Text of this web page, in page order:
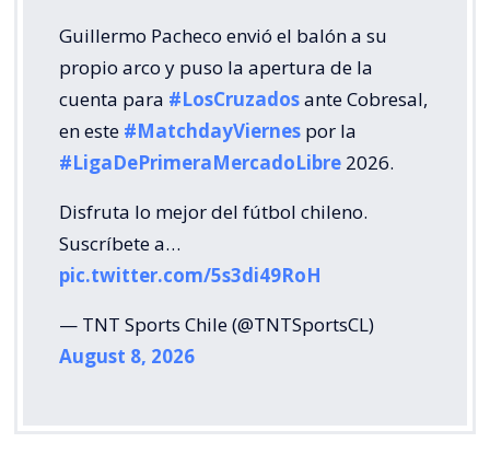
Guillermo Pacheco envió el balón a su
propio arco y puso la apertura de la
cuenta para #LosCruzadosante Cobresal,
en este #MatchdayViernes por la
#LigaDePrimeraMercadoLibre 2026.
Disfruta lo mejor del fútbol chileno.
Suscríbete a…
pic.twitter.com/5s3di49RoH
— TNT Sports Chile (@TNTSportsCL)
August 8, 2026